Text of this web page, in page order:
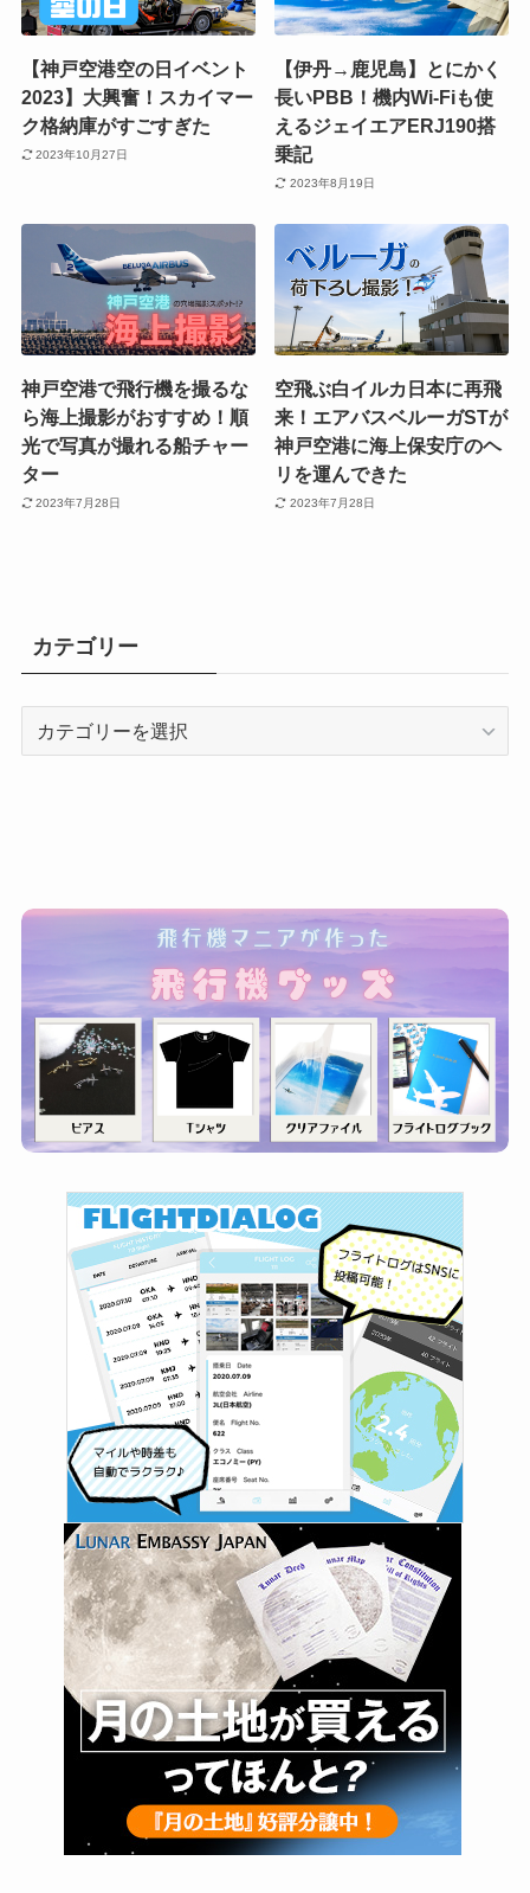
【神戸空港空の日イベント
2023】大興奮！スカイマー
ク格納庫がすごすぎた
2023年10月27日
【伊丹→鹿児島】とにかく
長いPBB！機内Wi-Fiも使
えるジェイエアERJ190搭
乗記
2023年8月19日
神戸空港で飛行機を撮るな
ら海上撮影がおすすめ！順
光で写真が撮れる船チャー
ター
2023年7月28日
空飛ぶ白イルカ日本に再飛
来！エアバスベルーガSTが
神戸空港に海上保安庁のヘ
リを運んできた
2023年7月28日
カテゴリー